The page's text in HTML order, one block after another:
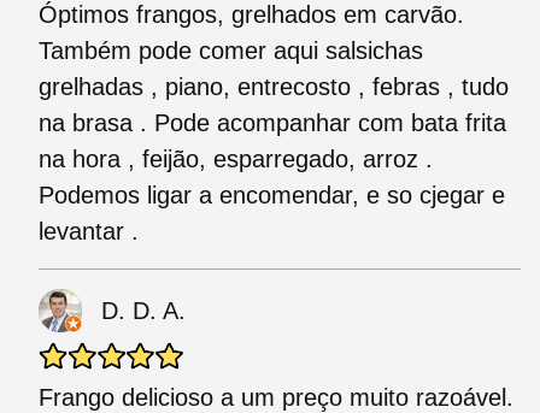
Óptimos frangos, grelhados em carvão.
Também pode comer aqui salsichas
grelhadas , piano, entrecosto , febras , tudo
na brasa . Pode acompanhar com bata frita
na hora , feijão, esparregado, arroz .
Podemos ligar a encomendar, e so cjegar e
levantar .
D. D. A.
Frango delicioso a um preço muito razoável.